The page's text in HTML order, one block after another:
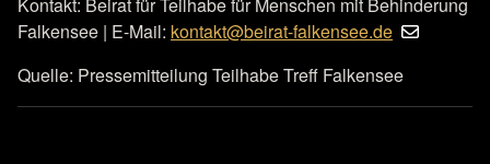
Falkensee | E-Mail: kontakt@beirat-falkensee.de
Quelle: Pressemitteilung Teilhabe Treff Falkensee